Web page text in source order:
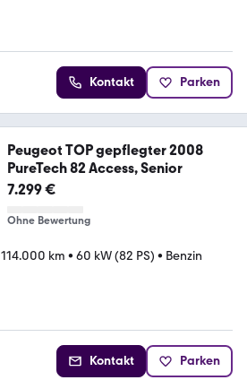
Kontakt Parken
Peugeot TOP gepflegter 2008
PureTech 82 Access, Senior
7.299 €
Ohne Bewertung
114.000 km • 60 kW (82 PS) • Benzin
Kontakt Parken